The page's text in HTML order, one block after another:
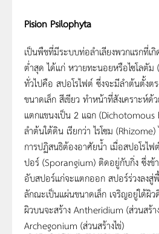
Pision Psilophyta
เป็นพืชที่มีระบบท่อลำเลียงพวกแรกที่เ
ต่ำสุด ได้แก่ หวายทะนอยหรือไซโลตัม
ทั่วไปคือ สปอโรไฟต์ ซึ่งจะมีลำต้นตั้ง
ขนาดเล็ก สีเขียว ทำหน้าที่สังเคราะห์
แตกแขนงเป็น 2 แฉก
ลำต้นใต้ดิน เรียกว่า ไรโซม
การปฏิสนธิต้องอาศัยน้ำ เมื่อสปอโรไ
ปอร์ (Sporangium) ติดอยู่กับกิ่ง ซึ่งข้
อับสปอร์แก่จะแตกออก สปอร์ร่วงลงสู่
ลักณะเป็นแผ่นขนาดเล็ก เจริญอยู่ใต้ผิ
ผิวบนจะสร้าง Antheridium (ส่วนสร้า
Archegonium (ส่วนสร้างไข่)